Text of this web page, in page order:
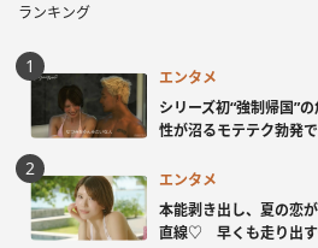
ランキング
エンタメ
シリーズ初“強制帰国”
性が沼るモテテク勃発
エンタメ
本能剥き出し、夏の恋
直線♡ 早くも走り出す